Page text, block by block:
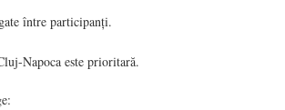
între participanți.
Napoca este prioritară.